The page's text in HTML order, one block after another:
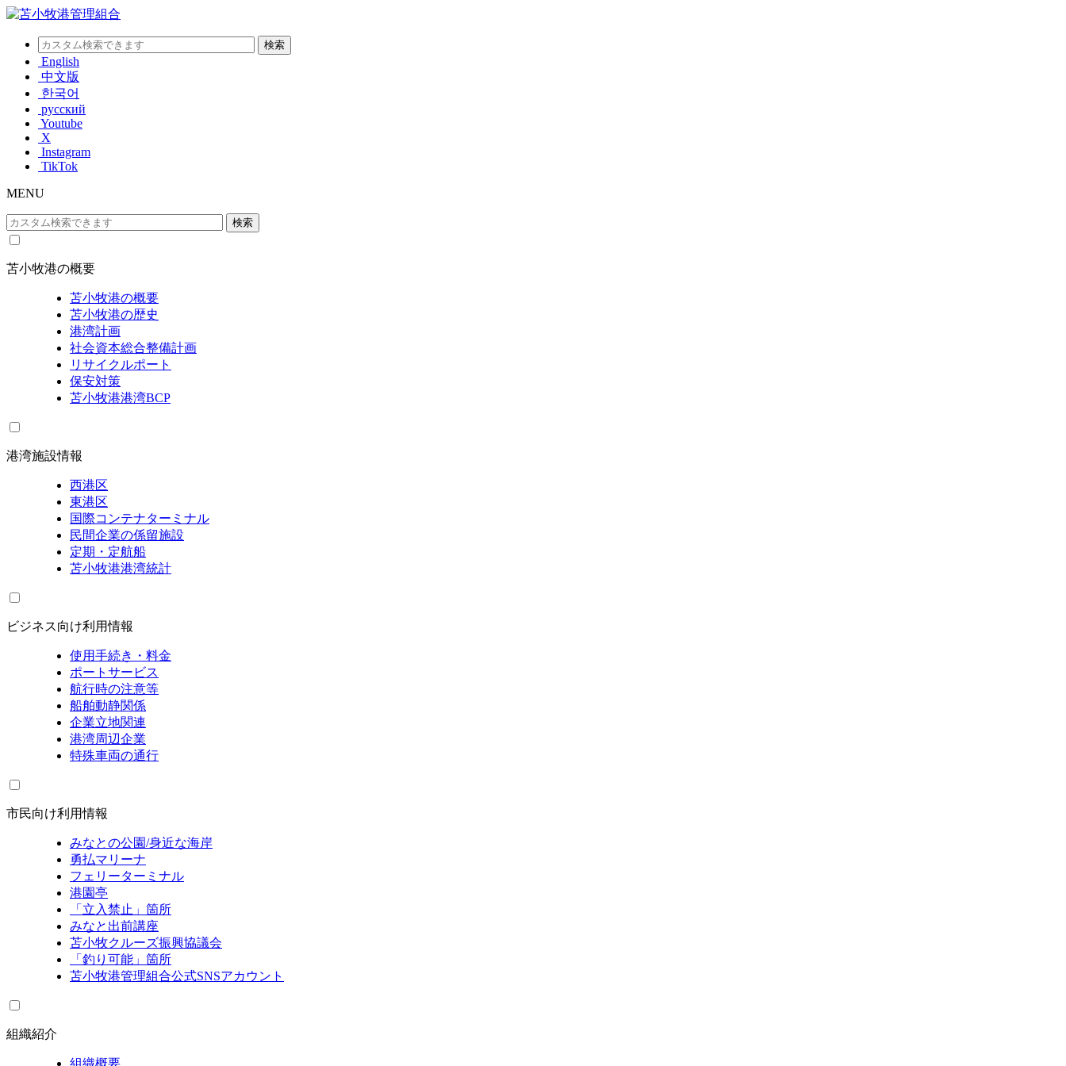
English
中文版
한국어
русский
Youtube
X
Instagram
TikTok
MENU
苫小牧港の概要
苫小牧港の概要
苫小牧港の歴史
港湾計画
社会資本総合整備計画
リサイクルポート
保安対策
苫小牧港港湾BCP
港湾施設情報
西港区
東港区
国際コンテナターミナル
民間企業の係留施設
定期・定航船
苫小牧港港湾統計
ビジネス向け利用情報
使用手続き・料金
ポートサービス
航行時の注意等
船舶動静関係
企業立地関連
港湾周辺企業
特殊車両の通行
市民向け利用情報
みなとの公園/身近な海岸
勇払マリーナ
フェリーターミナル
港園亭
「立入禁止」箇所
みなと出前講座
苫小牧クルーズ振興協議会
「釣り可能」箇所
苫小牧港管理組合公式SNSアカウント
組織紹介
組織概要